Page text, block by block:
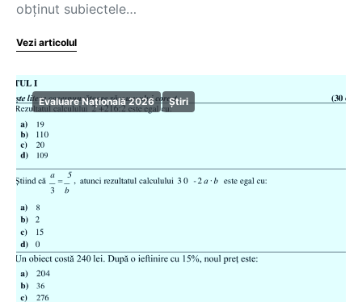
obținut subiectele…
Vezi articolul
Evaluare Națională 2026 Știri